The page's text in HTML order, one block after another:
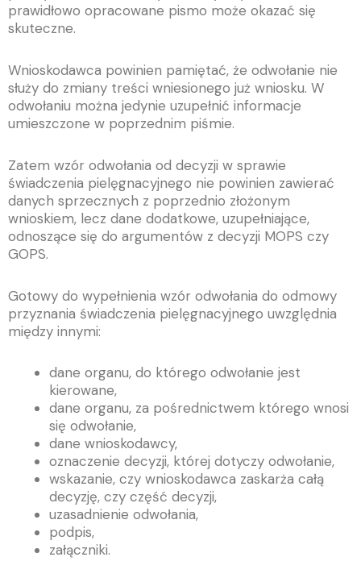
prawidłowo opracowane pismo może okazać się
skuteczne.
Wnioskodawca powinien pamiętać, że odwołanie nie
służy do zmiany treści wniesionego już wniosku. W
odwołaniu można jedynie uzupełnić informacje
umieszczone w poprzednim piśmie.
Zatem wzór odwołania od decyzji w sprawie
świadczenia pielęgnacyjnego nie powinien zawierać
danych sprzecznych z poprzednio złożonym
wnioskiem, lecz dane dodatkowe, uzupełniające,
odnoszące się do argumentów z decyzji MOPS czy
GOPS.
Gotowy do wypełnienia wzór odwołania do odmowy
przyznania świadczenia pielęgnacyjnego uwzględnia
między innymi:
dane organu, do którego odwołanie jest
kierowane,
dane organu, za pośrednictwem którego wnosi
się odwołanie,
dane wnioskodawcy,
oznaczenie decyzji, której dotyczy odwołanie,
wskazanie, czy wnioskodawca zaskarża całą
decyzję, czy część decyzji,
uzasadnienie odwołania,
podpis,
załączniki.